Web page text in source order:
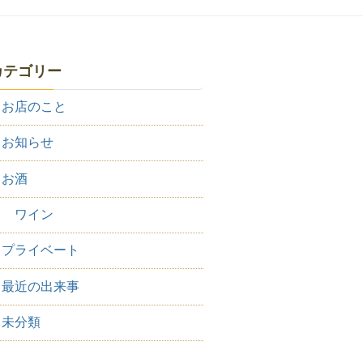
テゴリー
お店のこと
お知らせ
お酒
ワイン
プライベート
最近の出来事
未分類